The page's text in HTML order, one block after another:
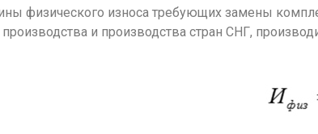
физического износа требующих замены
производства и производства стран СНГ,